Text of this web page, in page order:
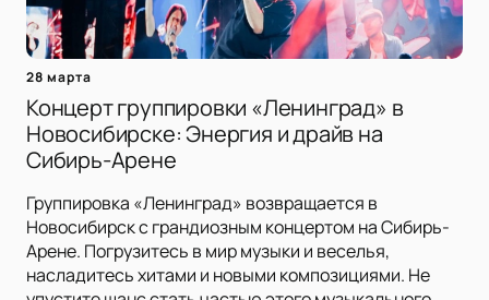
28 марта
Концерт группировки «Ленинград» в
Новосибирске: Энергия и драйв на
Сибирь-Арене
Группировка «Ленинград» возвращается в
Новосибирск с грандиозным концертом на Сибирь-
Арене. Погрузитесь в мир музыки и веселья,
насладитесь хитами и новыми композициями. Не